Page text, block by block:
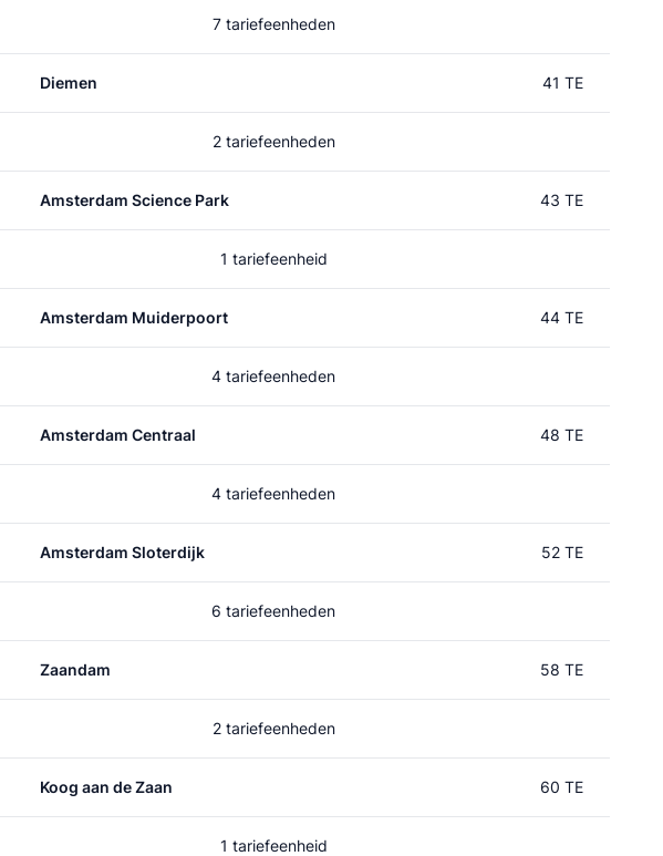
7 tariefeenheden
Diemen 41 TE
2 tariefeenheden
Amsterdam Science Park 43 TE
1 tariefeenheid
Amsterdam Muiderpoort 44 TE
4 tariefeenheden
Amsterdam Centraal 48 TE
4 tariefeenheden
Amsterdam Sloterdijk 52 TE
6 tariefeenheden
Zaandam 58 TE
2 tariefeenheden
Koog aan de Zaan 60 TE
1 tariefeenheid